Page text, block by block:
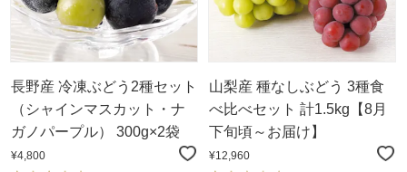
長野産 冷凍ぶどう2種セット
（シャインマスカット・ナ
ガノパープル） 300g×2袋
¥4,800
山梨産 種なしぶどう 3種食
べ比べセット 計1.5kg【8月
下旬頃～お届け】
¥12,960